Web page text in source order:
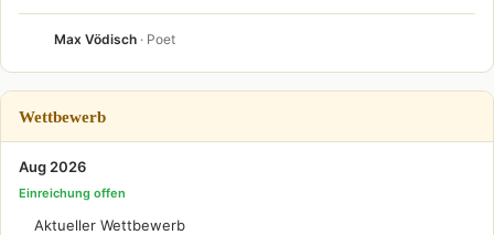
Max Vödisch · Poet
Wettbewerb
Aug 2026
Einreichung offen
Aktueller Wettbewerb